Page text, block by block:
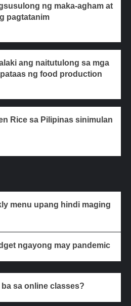
ng maka-agham at
pagtatanim
ang naitutulong sa mga
ng food production
Rice sa Pilipinas sinimulan
menu upang hindi maging
ngayong may pandemic
ba sa online classes?